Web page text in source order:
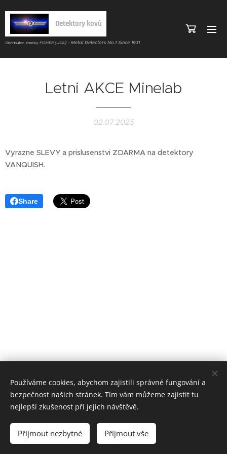
Detektory kovů
Distributor značky FISHER (USA) - Metal Detectors No.1 Since 1931
Letni AKCE Minelab
02.07.2025
Vyrazne SLEVY a prislusenstvi ZDARMA na detektory
VANQUISH.
Share
Vytvořeno službou Cookies
Používáme cookies, abychom zajistili správné fungování a
bezpečnost našich stránek. Tím vám můžeme zajistit tu
nejlepší zkušenost při jejich návštěvě.
Přijmout nezbytné Přijmout vše